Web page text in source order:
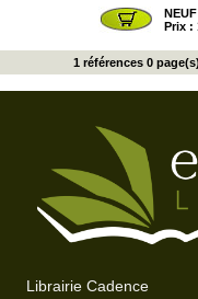
Prix :
1 références 0 page(s)
Librairie Cadence